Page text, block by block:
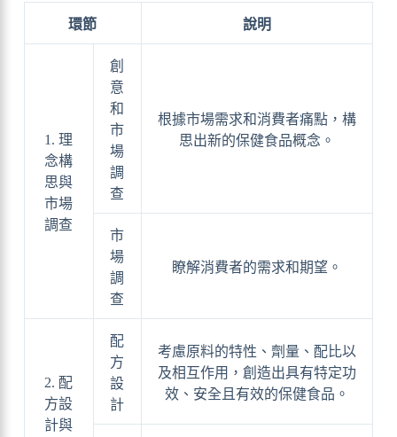
環節 說明
1. 理
念構
思與
市場
調查
創
意
和
市
場
調
查
根據市場需求和消費者痛點，構
思出新的保健食品概念。
市
場
調
查
瞭解消費者的需求和期望。
2. 配
方設
計與
配
方
設
計
考慮原料的特性、劑量、配比以
及相互作用，創造出具有特定功
效、安全且有效的保健食品。